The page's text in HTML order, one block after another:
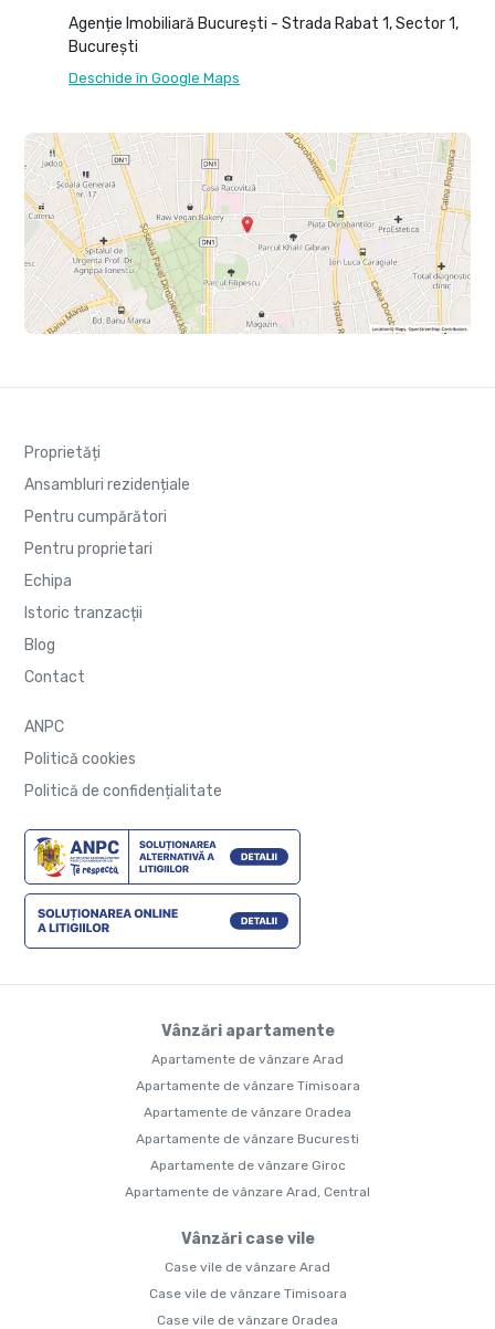
Agenție Imobiliară București - Strada Rabat 1, Sector 1,
București
Deschide în Google Maps
Proprietăți
Ansambluri rezidențiale
Pentru cumpărători
Pentru proprietari
Echipa
Istoric tranzacții
Blog
Contact
ANPC
Politică cookies
Politică de confidențialitate
Vânzări apartamente
Apartamente de vânzare Arad
Apartamente de vânzare Timisoara
Apartamente de vânzare Oradea
Apartamente de vânzare Bucuresti
Apartamente de vânzare Giroc
Apartamente de vânzare Arad, Central
Vânzări case vile
Case vile de vânzare Arad
Case vile de vânzare Timisoara
Case vile de vânzare Oradea